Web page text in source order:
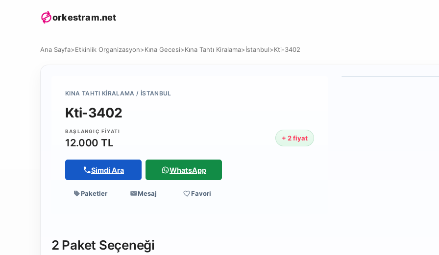
orkestram.net
Ana Sayfa>Etkinlik Organizasyon>Kına Gecesi>Kına Tahtı Kiralama>İstanbul>Kti-3402
KINA TAHTI KIRALAMA / İSTANBUL
Kti-3402
BAŞLANGIÇ FIYATI
12.000 TL + 2 fiyat
Simdi Ara WhatsApp
Paketler Mesaj Favori
2 Paket Seçeneği